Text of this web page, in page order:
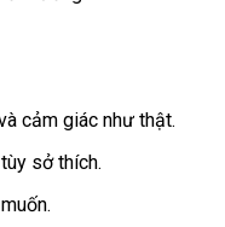
cảm giác như thật.
sở thích.